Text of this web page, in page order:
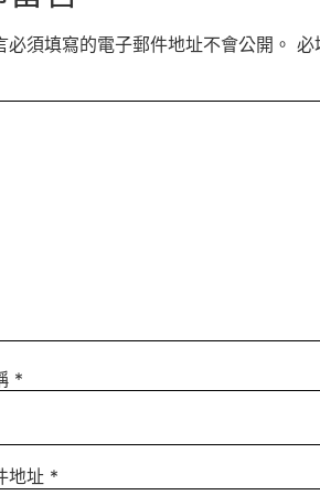
必須填寫的電子郵件地址不會公開。 必
*
地址 *